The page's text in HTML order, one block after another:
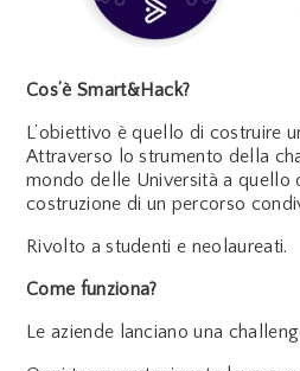
Cos’è Smart&Hack?
L’obiettivo è quello di costruire
Attraverso lo strumento della
mondo delle Università a quello
costruzione di un percorso
Rivolto a studenti e neolaureati.
Come funziona?
Le aziende lanciano una